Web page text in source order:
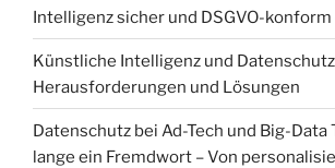
Intelligenz sicher und DSGVO-konform
Künstliche Intelligenz und
Herausforderungen und Lösungen
Datenschutz bei Ad-Tech und Big-Data
lange ein Fremdwort – Von